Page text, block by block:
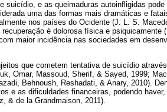
e as queimaduras autoinfligidas
uma das formas mais dramáticas e
nos países do Ocidente (J. L. S.
é dolorosa física e psiquicamente
maior incidência nas sociedades em
que cometem tentativa de suicídio
Omar, Massoud, Sherif, & Sayed, 1999;
Behnoush, Reshadati, & Anary, 2010).
e as dificuldades financeiras, podendo
& de la Grandmaison, 2011).